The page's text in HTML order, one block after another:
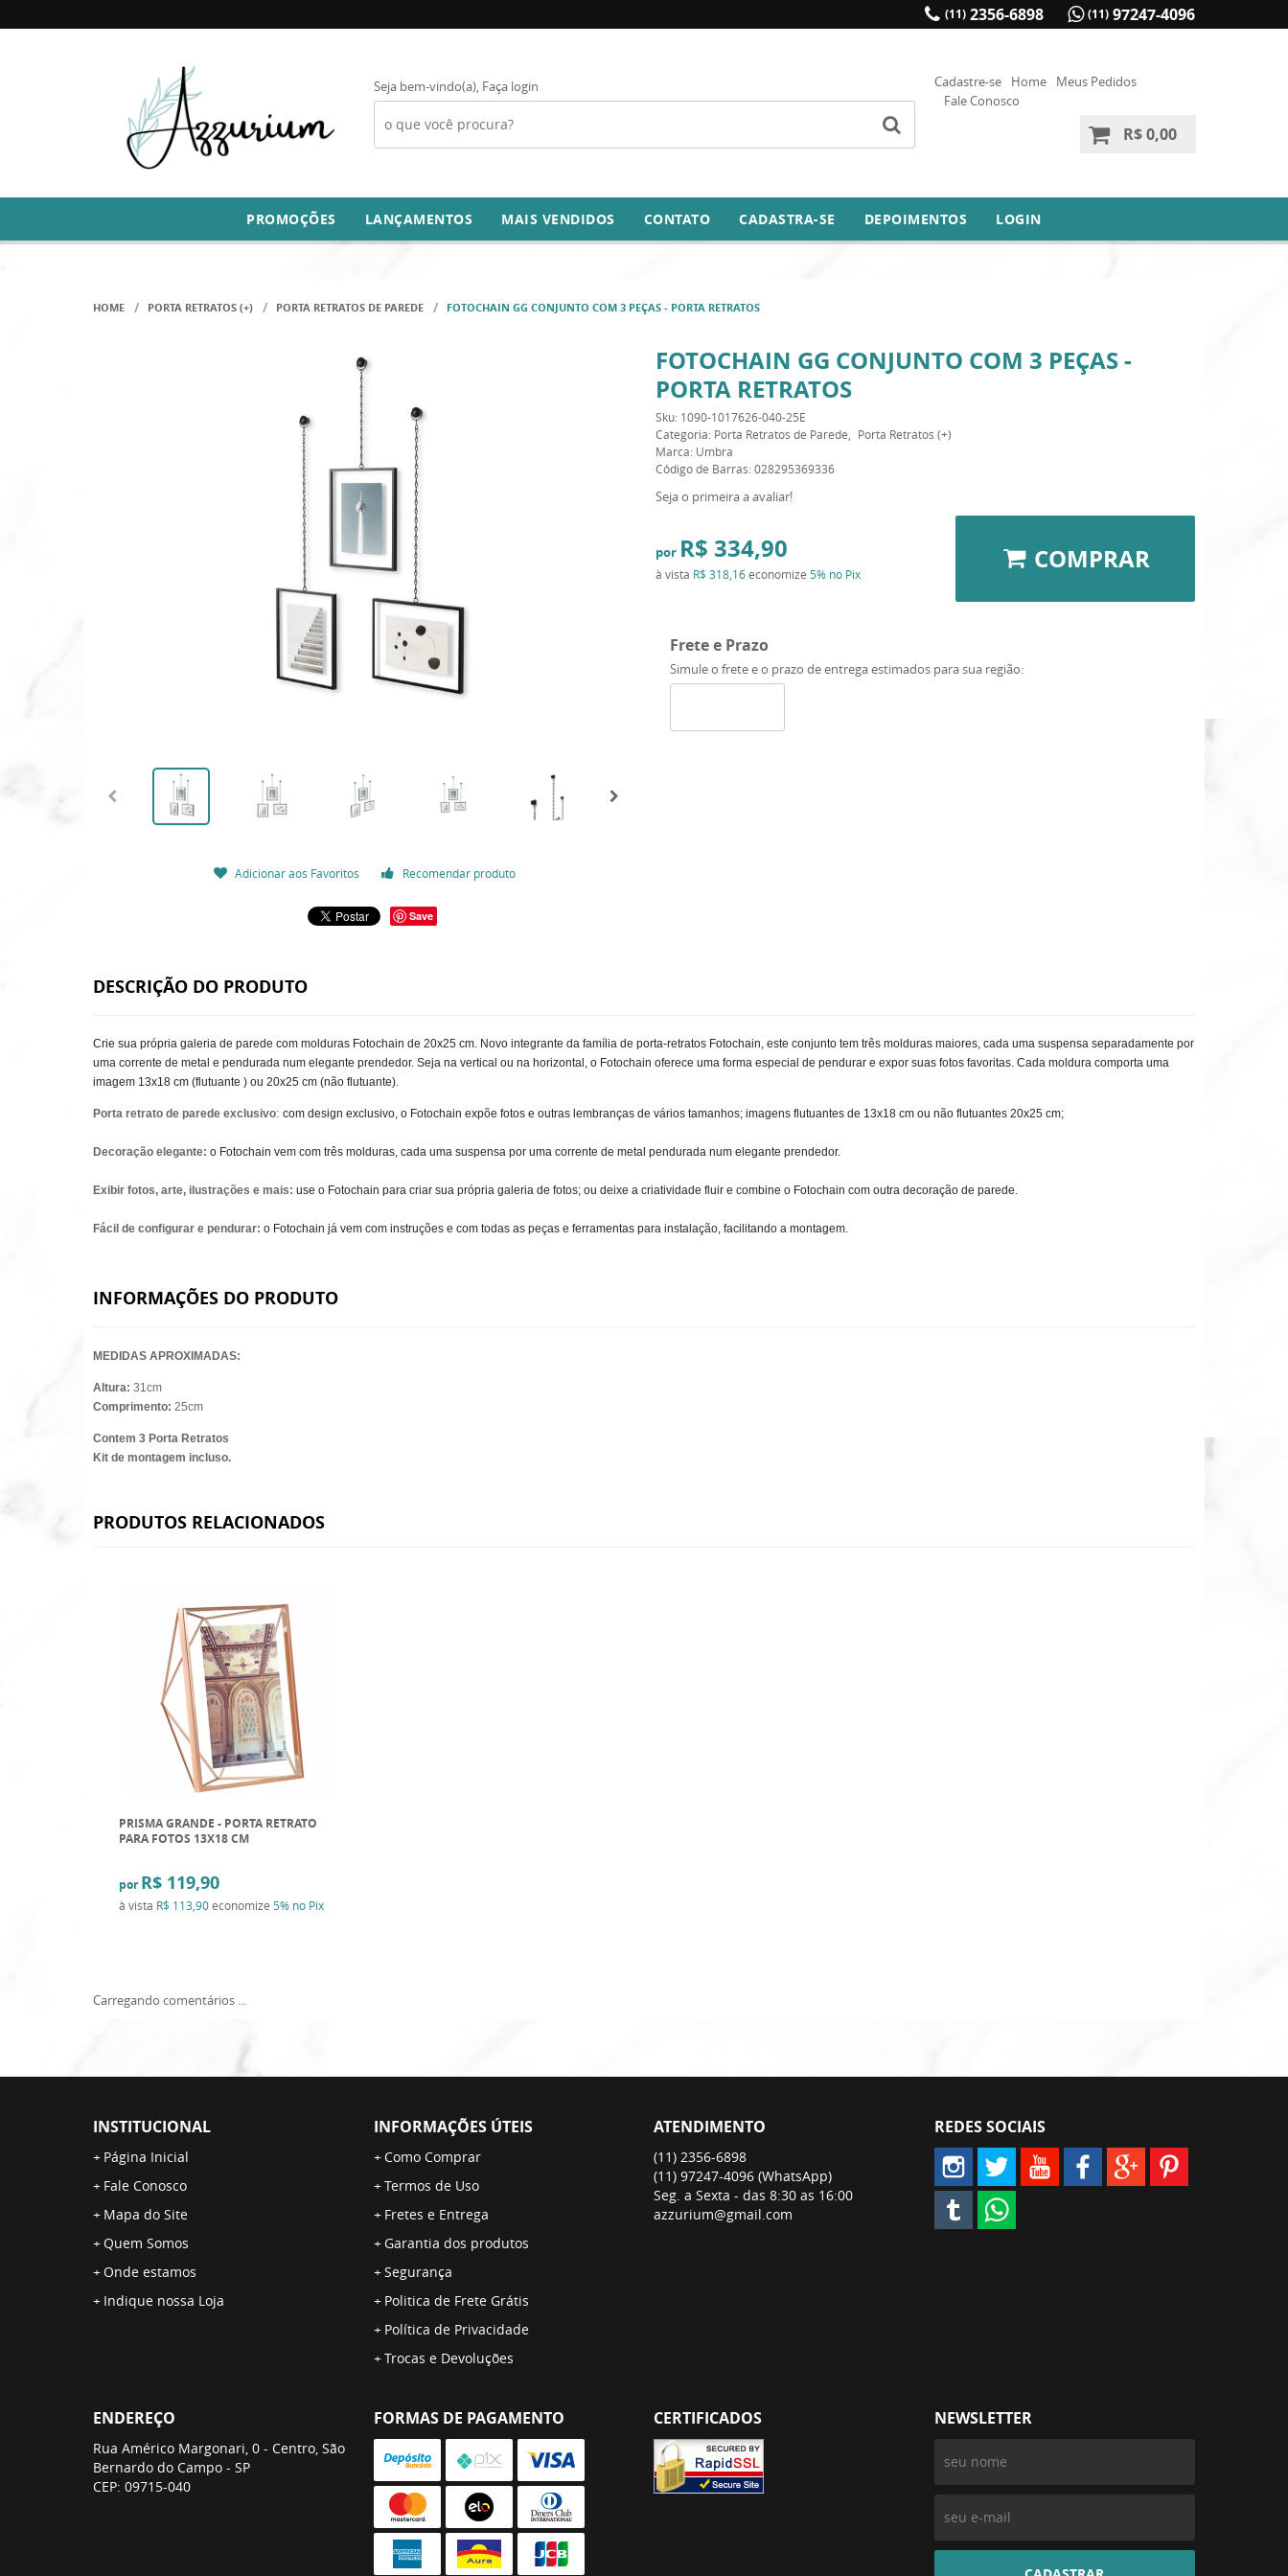
(11) 2356-6898 (11) 97247-4096
Seja bem-vindo(a), Faça login Cadastre-se Home
Meus Pedidos
Fale Conosco
R$ 0,00
PROMOÇÕES LANÇAMENTOS MAIS VENDIDOS CONTATO CADASTRA-SE DEPOIMENTOS LOGIN
HOME PORTA RETRATOS (+) PORTA RETRATOS DE PAREDE FOTOCHAIN GG CONJUNTO COM 3 PEÇAS - PORTA RETRATOS
Adicionar aos Favoritos Recomendar produto
Save
FOTOCHAIN GG CONJUNTO COM 3 PEÇAS -
PORTA RETRATOS
Sku: 1090-1017626-040-25E
Categoria: Porta Retratos de Parede
Porta Retratos (+)
Marca: Umbra
Código de Barras:028295369336
Seja o primeira a avaliar!
por R$ 334,90
à vista R$ 318,16economize 5% no Pix COMPRAR
Frete e Prazo
Simule o frete e o prazo de entrega estimados para sua região:
DESCRIÇÃO DO PRODUTO
Crie sua própria galeria de parede com molduras Fotochain de 20x25 cm. Novo integrante da família de porta-retratos Fotochain, este conjunto tem três molduras maiores, cada uma suspensa separadamente por
uma corrente de metal e pendurada num elegante prendedor. Seja na vertical ou na horizontal, o Fotochain oferece uma forma especial de pendurar e expor suas fotos favoritas. Cada moldura comporta uma
imagem 13x18 cm (flutuante ) ou 20x25 cm (não flutuante).
Porta retrato de parede exclusivo: com design exclusivo, o Fotochain expõe fotos e outras lembranças de vários tamanhos; imagens flutuantes de 13x18 cm ou não flutuantes 20x25 cm;
Decoração elegante: o Fotochain vem com três molduras, cada uma suspensa por uma corrente de metal pendurada num elegante prendedor.
Exibir fotos, arte, ilustrações e mais: use o Fotochain para criar sua própria galeria de fotos; ou deixe a criatividade fluir e combine o Fotochain com outra decoração de parede.
Fácil de configurar e pendurar: o Fotochain já vem com instruções e com todas as peças e ferramentas para instalação, facilitando a montagem.
INFORMAÇÕES DO PRODUTO
MEDIDAS APROXIMADAS:
Altura: 31cm
Comprimento: 25cm
Contem 3 Porta Retratos
Kit de montagem incluso.
PRODUTOS RELACIONADOS
PRISMA GRANDE - PORTA RETRATO
PARA FOTOS 13X18 CM
por R$ 119,90
à vista R$ 113,90economize 5% no Pix
Carregando comentários ...
INSTITUCIONAL
Página Inicial
Fale Conosco
Mapa do Site
Quem Somos
Onde estamos
Indique nossa Loja
INFORMAÇÕES ÚTEIS
Como Comprar
Termos de Uso
Fretes e Entrega
Garantia dos produtos
Segurança
Politica de Frete Grátis
Política de Privacidade
Trocas e Devoluções
ATENDIMENTO
(11) 2356-6898
(11) 97247-4096 (WhatsApp)
Seg. a Sexta - das 8:30 as 16:00
azzurium@gmail.com
REDES SOCIAIS
ENDEREÇO
Rua Américo Margonari, 0 - Centro, São
Bernardo do Campo - SP
CEP: 09715-040
FORMAS DE PAGAMENTO CERTIFICADOS NEWSLETTER